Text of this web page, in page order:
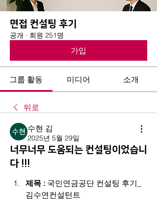
면접 컨설팅 후기
공개 · 회원 251명
가입
그룹 활동 미디어 소개
뒤로
수현 김
2025년 5월 29일
너무너무 도움되는 컨설팅이었습니
다 !!!
제목 : 국민연금공단 컨설팅 후기_
김수연컨설턴트